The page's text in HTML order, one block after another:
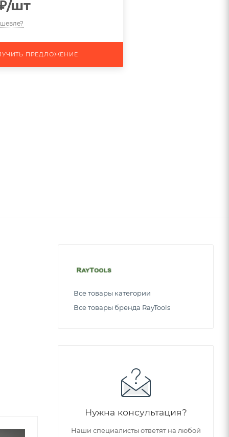
/шт
ПРЕДЛОЖЕНИЕ
Советуем
Все товары категории
Все товары бренда RayTools
Нужна консультация?
Наши специалисты ответят на любой